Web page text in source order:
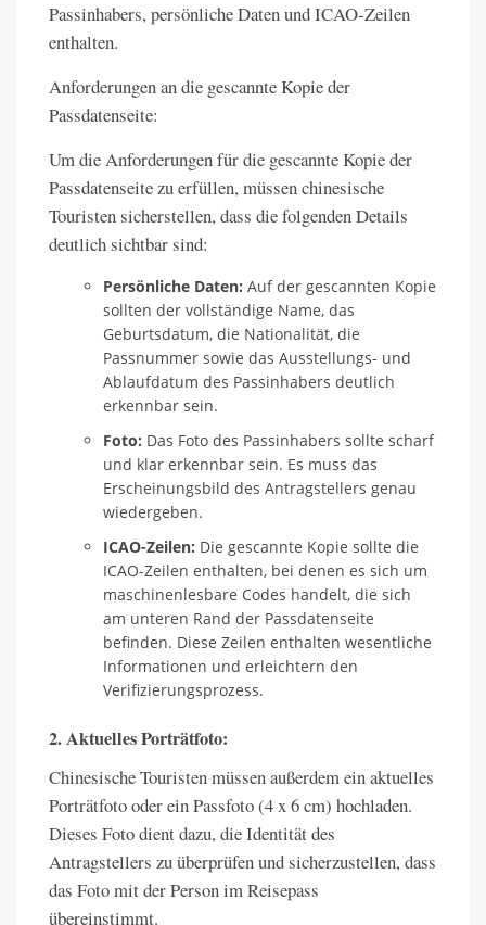
Passinhabers, persönliche Daten und ICAO-Zeilen
enthalten.
Anforderungen an die gescannte Kopie der
Passdatenseite:
Um die Anforderungen für die gescannte Kopie der
Passdatenseite zu erfüllen, müssen chinesische
Touristen sicherstellen, dass die folgenden Details
deutlich sichtbar sind:
Persönliche Daten: Auf der gescannten Kopie
sollten der vollständige Name, das
Geburtsdatum, die Nationalität, die
Passnummer sowie das Ausstellungs- und
Ablaufdatum des Passinhabers deutlich
erkennbar sein.
Foto: Das Foto des Passinhabers sollte scharf
und klar erkennbar sein. Es muss das
Erscheinungsbild des Antragstellers genau
wiedergeben.
ICAO-Zeilen: Die gescannte Kopie sollte die
ICAO-Zeilen enthalten, bei denen es sich um
maschinenlesbare Codes handelt, die sich
am unteren Rand der Passdatenseite
befinden. Diese Zeilen enthalten wesentliche
Informationen und erleichtern den
Verifizierungsprozess.
2. Aktuelles Porträtfoto:
Chinesische Touristen müssen außerdem ein aktuelles
Porträtfoto oder ein Passfoto (4 x 6 cm) hochladen.
Dieses Foto dient dazu, die Identität des
Antragstellers zu überprüfen und sicherzustellen, dass
das Foto mit der Person im Reisepass
übereinstimmt.